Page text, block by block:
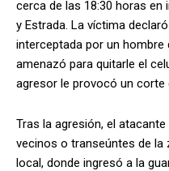
cerca de las 18:30 horas en
y Estrada. La víctima
interceptada por un hombre
amenazó para quitarle el
agresor le provocó un corte
Tras la agresión, el
vecinos o transeúntes de la
local, donde ingresó a la